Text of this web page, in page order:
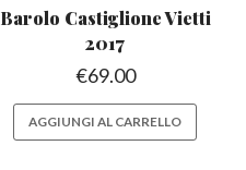
Barolo CastiglioneVietti
2017
€69.00
AGGIUNGI AL CARRELLO